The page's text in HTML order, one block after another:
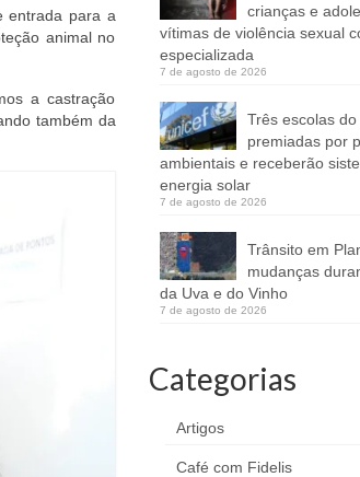
entrada para a
animal no
a castração
também da
crianças e
vítimas de violência sexual
especializada
7 de agosto de 2026
Três escolas
premiadas por
ambientais e receberão
energia solar
7 de agosto de 2026
Trânsito em
mudanças
da Uva e do Vinho
7 de agosto de 2026
Categorias
Artigos
Café com Fidelis